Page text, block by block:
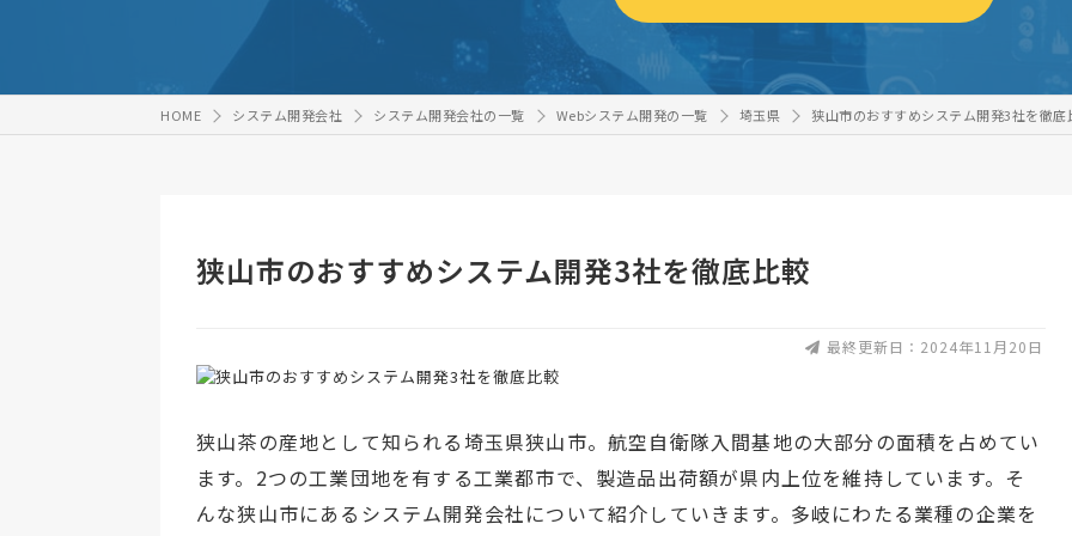
HOME システム開発会社 システム開発会社の一覧 Webシステム開発の一覧 埼玉県 狭山市のおすすめシステム開発3社を徹底
狭山市のおすすめシステム開発3社を徹底比較
最終更新日：2024年11月20日
狭山茶の産地として知られる埼玉県狭山市。航空自衛隊入間基地の大部分の面積を占めてい
ます。2つの工業団地を有する工業都市で、製造品出荷額が県内上位を維持しています。そ
んな狭山市にあるシステム開発会社について紹介していきます。多岐にわたる業種の企業を